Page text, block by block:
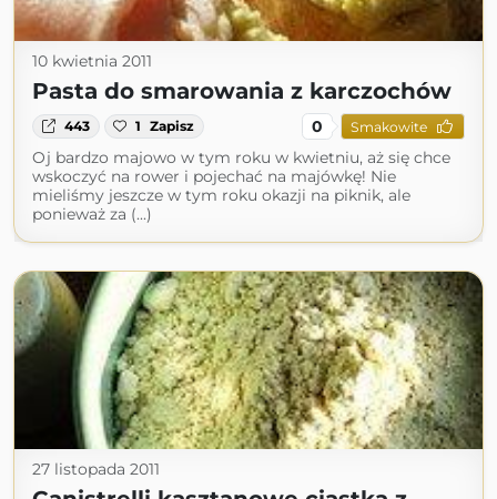
10 kwietnia 2011
Pasta do smarowania z karczochów
443 1 Zapisz 0 Smakowite
Oj bardzo majowo w tym roku w kwietniu, aż się chce
wskoczyć na rower i pojechać na majówkę! Nie
mieliśmy jeszcze w tym roku okazji na piknik, ale
ponieważ za (...)
27 listopada 2011